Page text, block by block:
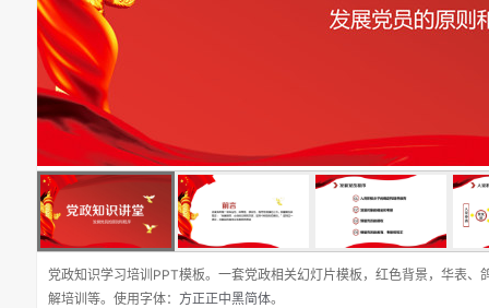
党政知识学习培训PPT模板。一套党政相关幻灯片模板，红色背景，华表
解培训等。使用字体： 方正正中黑简体。